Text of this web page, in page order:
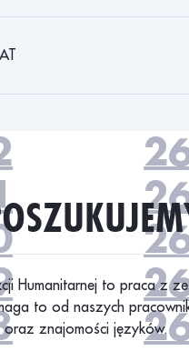
Humanitarnej to praca z
to od naszych
oraz znajomości języków.